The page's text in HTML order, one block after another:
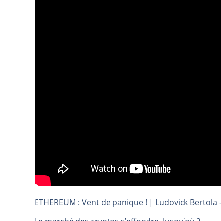
GBP/USD : Un premier ministre
EUR/USD : Une réunion à priori
Les événements de cette semaine
La France, maillon faible de
ETHEREUM : Vent de panique ! | Ludovick Bertola